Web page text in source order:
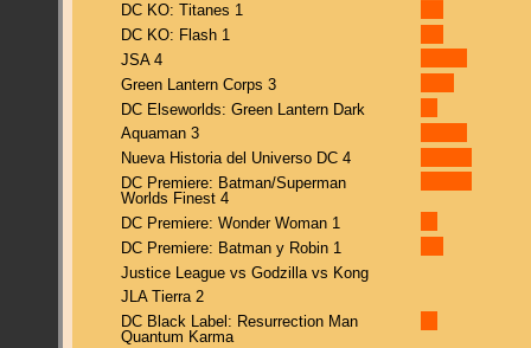
DC KO: Titanes 1
DC KO: Flash 1
JSA 4
Green Lantern Corps 3
DC Elseworlds: Green Lantern Dark
Aquaman 3
Nueva Historia del Universo DC 4
DC Premiere: Batman/Superman
Worlds Finest 4
DC Premiere: Wonder Woman 1
DC Premiere: Batman y Robin 1
Justice League vs Godzilla vs Kong
JLA Tierra 2
DC Black Label: Resurrection Man
Quantum Karma